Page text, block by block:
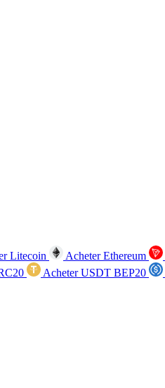
Litecoin Acheter Ethereum
Acheter USDT BEP20